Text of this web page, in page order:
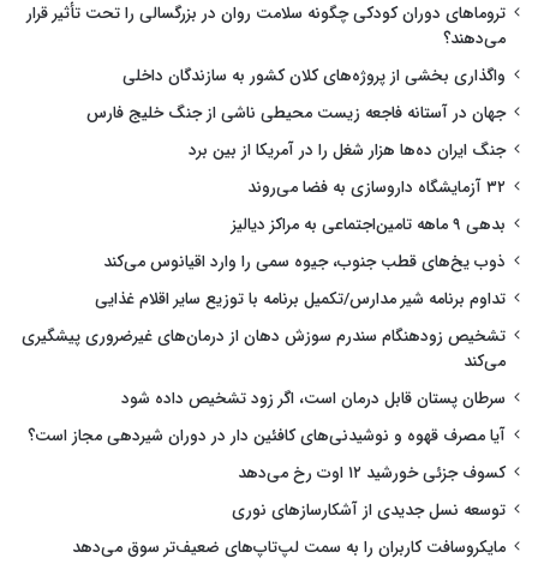
تروماهای دوران کودکی چگونه سلامت روان در بزرگسالی را تحت تأثیر قرار
می‌دهند؟
واگذاری بخشی از پروژه‌های کلان کشور به سازندگان داخلی
جهان در آستانه فاجعه زیست محیطی ناشی از جنگ خلیج فارس
جنگ ایران ده‌ها هزار شغل را در آمریکا از بین برد
۳۲ آزمایشگاه داروسازی به فضا می‌روند
بدهی ۹ ماهه تامین‌اجتماعی به مراکز دیالیز
ذوب یخ‌های قطب جنوب، جیوه سمی را وارد اقیانوس می‌کند
تداوم برنامه شیر مدارس/تکمیل برنامه با توزیع سایر اقلام غذایی
تشخیص زودهنگام سندرم سوزش دهان از درمان‌های غیرضروری پیشگیری
می‌کند
سرطان پستان قابل درمان است، اگر زود تشخیص داده شود
آیا مصرف قهوه و نوشیدنی‌های کافئین دار در دوران شیردهی مجاز است؟
کسوف جزئی خورشید ۱۲ اوت رخ می‌دهد
توسعه نسل جدیدی از آشکارسازهای نوری
مایکروسافت کاربران را به سمت لپ‌تاپ‌های ضعیف‌تر سوق می‌دهد